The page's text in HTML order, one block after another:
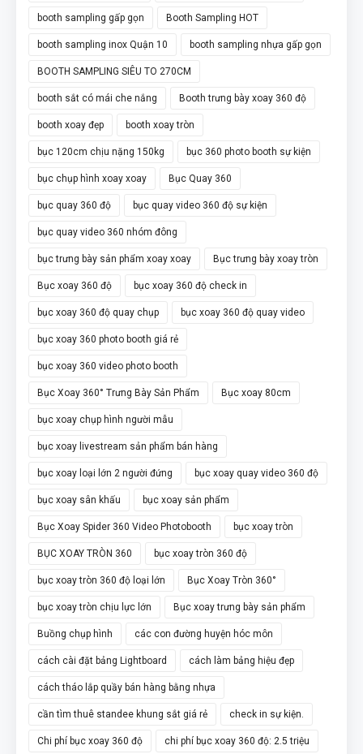
booth sampling gấp gọn Booth Sampling HOT
booth sampling inox Quận 10 booth sampling nhựa gấp gọn
BOOTH SAMPLING SIÊU TO 270CM
booth sắt có mái che nắng Booth trưng bày xoay 360 độ
booth xoay đẹp booth xoay tròn
bục 120cm chịu nặng 150kg bục 360 photo booth sự kiện
bục chụp hình xoay xoay Bục Quay 360
bục quay 360 độ bục quay video 360 độ sự kiện
bục quay video 360 nhóm đông
bục trưng bày sản phẩm xoay xoay Bục trưng bày xoay tròn
Bục xoay 360 độ bục xoay 360 độ check in
bục xoay 360 độ quay chụp bục xoay 360 độ quay video
bục xoay 360 photo booth giá rẻ
bục xoay 360 video photo booth
Bục Xoay 360° Trưng Bày Sản Phẩm Bục xoay 80cm
bục xoay chụp hình người mẫu
bục xoay livestream sản phẩm bán hàng
bục xoay loại lớn 2 người đứng bục xoay quay video 360 độ
bục xoay sân khấu bục xoay sản phẩm
Bục Xoay Spider 360 Video Photobooth bục xoay tròn
BỤC XOAY TRÒN 360 bục xoay tròn 360 độ
bục xoay tròn 360 độ loại lớn Bục Xoay Tròn 360°
bục xoay tròn chịu lực lớn Bục xoay trưng bày sản phẩm
Buồng chụp hình các con đường huyện hóc môn
cách cài đặt bảng Lightboard cách làm bảng hiệu đẹp
cách tháo lắp quầy bán hàng bằng nhựa
cần tìm thuê standee khung sắt giá rẻ check in sự kiện.
Chi phí bục xoay 360 độ chi phí bục xoay 360 độ: 2.5 triệu